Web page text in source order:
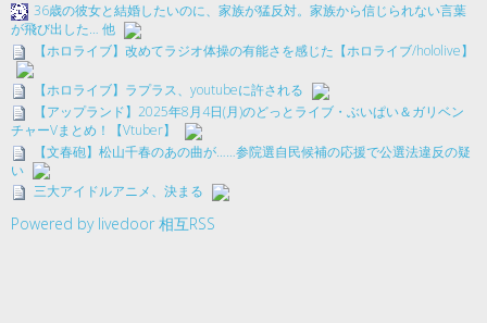
36歳の彼女と結婚したいのに、家族が猛反対。家族から信じられない言葉
が飛び出した… 他
【ホロライブ】改めてラジオ体操の有能さを感じた【ホロライブ/hololive】
【ホロライブ】ラプラス、youtubeに許される
【アップランド】2025年8月4日(月)のどっとライブ・ぶいぱい＆ガリベン
チャーVまとめ！【Vtuber】
【文春砲】松山千春のあの曲が……参院選自民候補の応援で公選法違反の疑
い
三大アイドルアニメ、決まる
Powered by livedoor 相互RSS